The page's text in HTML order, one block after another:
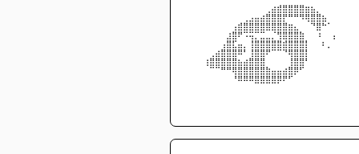
⠀⠀⠀⠀⠀⠀⠀⠀⠀⠀⠀⠀⠀⠀⢀⣴⣾⣿⣿⣿⣿⣶⣦⡀⠀⠀⠀⠀⠀⠀
⠀⠀⠀⠀⠀⠀⠀⠀⠀⠀⢀⣠⣤⣴⣿⣿⣿⡟⠛⠛⠻⢿⣿⣿⣦⠀⠀⠀⠀⠀
⠀⠀⠀⠀⠀⠀⠀⠀⢠⣾⣿⣿⣿⣿⣿⣿⣿⣿⣶⣄⠀⠀⠙⣿⠓⠁⠀⠀⠀⠀
⠀⠀⠀⠀⠀⠀⠀⣰⣿⠟⠩⢭⡉⣉⣀⡈⢻⣿⣿⣿⣷⠀⠀⠰⠀⠀⡄⠀⠀⠀
⠀⠀⠀⠀⠀⠀⢠⣿⣏⣤⡀⢸⣿⣿⣿⣿⣿⣾⣿⣿⣿⡇⠀⠀⠆⡀⠀⠀⠀⠀
⠀⠀⠀⠀⢀⣴⣿⣿⣿⠿⠃⢸⣿⣿⠟⠉⠉⠙⢿⣿⣿⡇⠀⠀⠀⠀⠀⠀⠀⠀
⠀⠀⠀⢰⣿⣿⣿⣿⣿⣦⣴⣿⣿⣿⠀⠀⠀⠀⢸⣿⣿⠃⠀⠀⠀⠀⠀⠀⠀⠀
⠀⠀⠀⠀⠉⠉⠛⠛⢿⣿⣿⣿⣿⣿⣷⣤⣤⣴⣿⡿⠋⠀⠀⠀⠀⠀⠀⠀⠀⠀
⠀⠀⠀⠀⠀⠀⠀⠀⠘⠿⠿⠿⣿⣿⣿⣿⡿⠟⠋⠀⠀⠀⠀⠀⠀⠀⠀⠀⠀⠀